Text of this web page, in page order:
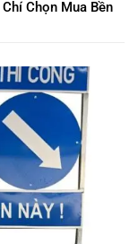
Chọn Mua Bền